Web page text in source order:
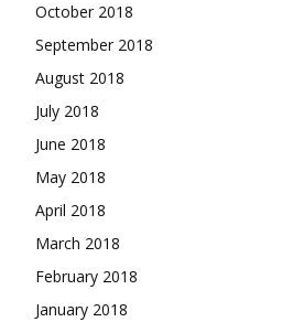
October 2018
September 2018
August 2018
July 2018
June 2018
May 2018
April 2018
March 2018
February 2018
January 2018